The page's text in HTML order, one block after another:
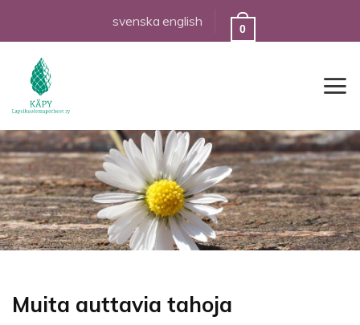
content
svenska english
0
Muita auttavia tahoja